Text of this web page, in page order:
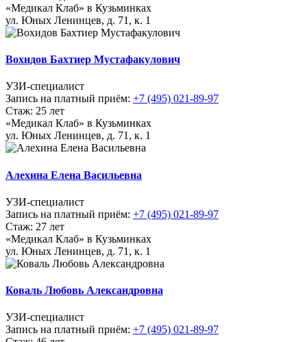
«Медикал Клаб» в Кузьминках
ул. Юных Ленинцев, д. 71, к. 1
Вохидов Бахтиер Мустафакулович
УЗИ-специалист
Запись на платный приём: +7 (495) 021-89-97
Стаж: 25 лет
«Медикал Клаб» в Кузьминках
ул. Юных Ленинцев, д. 71, к. 1
Алехина Елена Васильевна
УЗИ-специалист
Запись на платный приём: +7 (495) 021-89-97
Стаж: 27 лет
«Медикал Клаб» в Кузьминках
ул. Юных Ленинцев, д. 71, к. 1
Коваль Любовь Александровна
УЗИ-специалист
Запись на платный приём: +7 (495) 021-89-97